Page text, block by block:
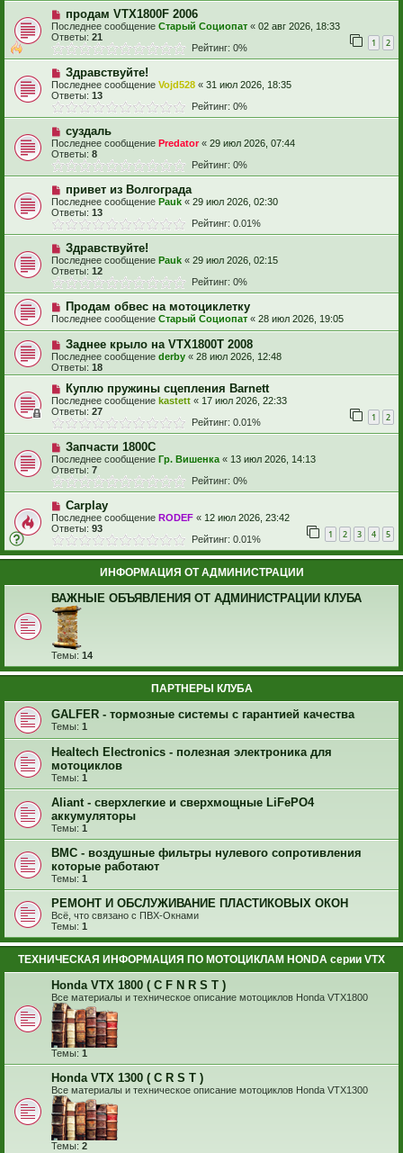
продам VTX1800F 2006
Последнее сообщение Старый Социопат « 02 авг 2026, 18:33
Ответы: 21 1 2
Рейтинг: 0%
Здравствуйте!
Последнее сообщение Vojd528 « 31 июл 2026, 18:35
Ответы: 13
Рейтинг: 0%
суздаль
Последнее сообщение Predator« 29 июл 2026, 07:44
Ответы: 8
Рейтинг: 0%
привет из Волгограда
Последнее сообщение Pauk « 29 июл 2026, 02:30
Ответы: 13
Рейтинг: 0.01%
Здравствуйте!
Последнее сообщение Pauk « 29 июл 2026, 02:15
Ответы: 12
Рейтинг: 0%
Продам обвес на мотоциклетку
Последнее сообщение Старый Социопат « 28 июл 2026, 19:05
Заднее крыло на VTX1800T 2008
Последнее сообщение derby « 28 июл 2026, 12:48
Ответы: 18
Куплю пружины сцепления Barnett
Последнее сообщение kastett « 17 июл 2026, 22:33
Ответы: 27 1 2
Рейтинг: 0.01%
Запчасти 1800С
Последнее сообщение Гр. Вишенка « 13 июл 2026, 14:13
Ответы: 7
Рейтинг: 0%
Carplay
Последнее сообщение RODEF « 12 июл 2026, 23:42
Ответы: 93 1 2 3 4 5
Рейтинг: 0.01%
ИНФОРМАЦИЯ ОТ АДМИНИСТРАЦИИ
ВАЖНЫЕ ОБЪЯВЛЕНИЯ ОТ АДМИНИСТРАЦИИ КЛУБА
Темы: 14
ПАРТНЕРЫ КЛУБА
GALFER - тормозные системы с гарантией качества
Темы: 1
Healtech Electronics - полезная электроника для
мотоциклов
Темы: 1
Aliant - сверхлегкие и сверхмощные LiFePO4
аккумуляторы
Темы: 1
BMC - воздушные фильтры нулевого сопротивления
которые работают
Темы: 1
РЕМОНТ И ОБСЛУЖИВАНИЕ ПЛАСТИКОВЫХ ОКОН
Всё, что связано с ПВХ-Окнами
Темы: 1
ТЕХНИЧЕСКАЯ ИНФОРМАЦИЯ ПО МОТОЦИКЛАМ HONDA серии VTX
Honda VTX 1800 ( C F N R S T )
Все материалы и техническое описание мотоциклов Honda VTX1800
Темы: 1
Honda VTX 1300 ( C R S T )
Все материалы и техническое описание мотоциклов Honda VTX1300
Темы: 2